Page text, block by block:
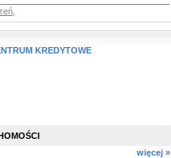
KREDYTOWE
więcej »